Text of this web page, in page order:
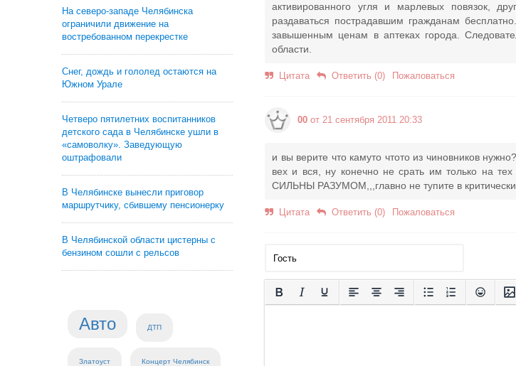
На северо-западе Челябинска
ограничили движение на
востребованном перекрестке
Снег, дождь и гололед остаются на
Южном Урале
Четверо пятилетних воспитанников
детского сада в Челябинске ушли в
«самоволку». Заведующую
оштрафовали
В Челябинске вынесли приговор
маршрутчику, сбившему пенсионерку
В Челябинской области цистерны с
бензином сошли с рельсов
Авто ДТП
Златоуст Концерт Челябинск
активированного угля и марлевых повязок,
раздаваться пострадавшим гражданам
завышенным ценам в аптеках города.
области.
Цитата Ответить (0) Пожаловаться
00 от 21 сентября 2011 20:33
и вы верите что камуто чтото из чиновников
вех и вся, ну конечно не срать им только на
СИЛЬНЫ РАЗУМОМ,,,главно не тупите в
Цитата Ответить (0) Пожаловаться